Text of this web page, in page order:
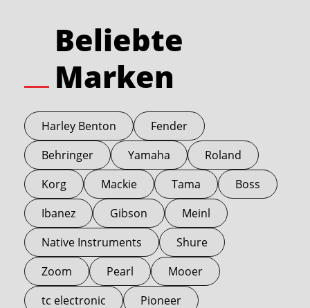
Beliebte
Marken
Harley Benton
Fender
Behringer
Yamaha
Roland
Korg
Mackie Tama
Boss
Ibanez
Gibson
Meinl
Native Instruments
Shure
Zoom
Pearl
Mooer
tc electronic
Pioneer